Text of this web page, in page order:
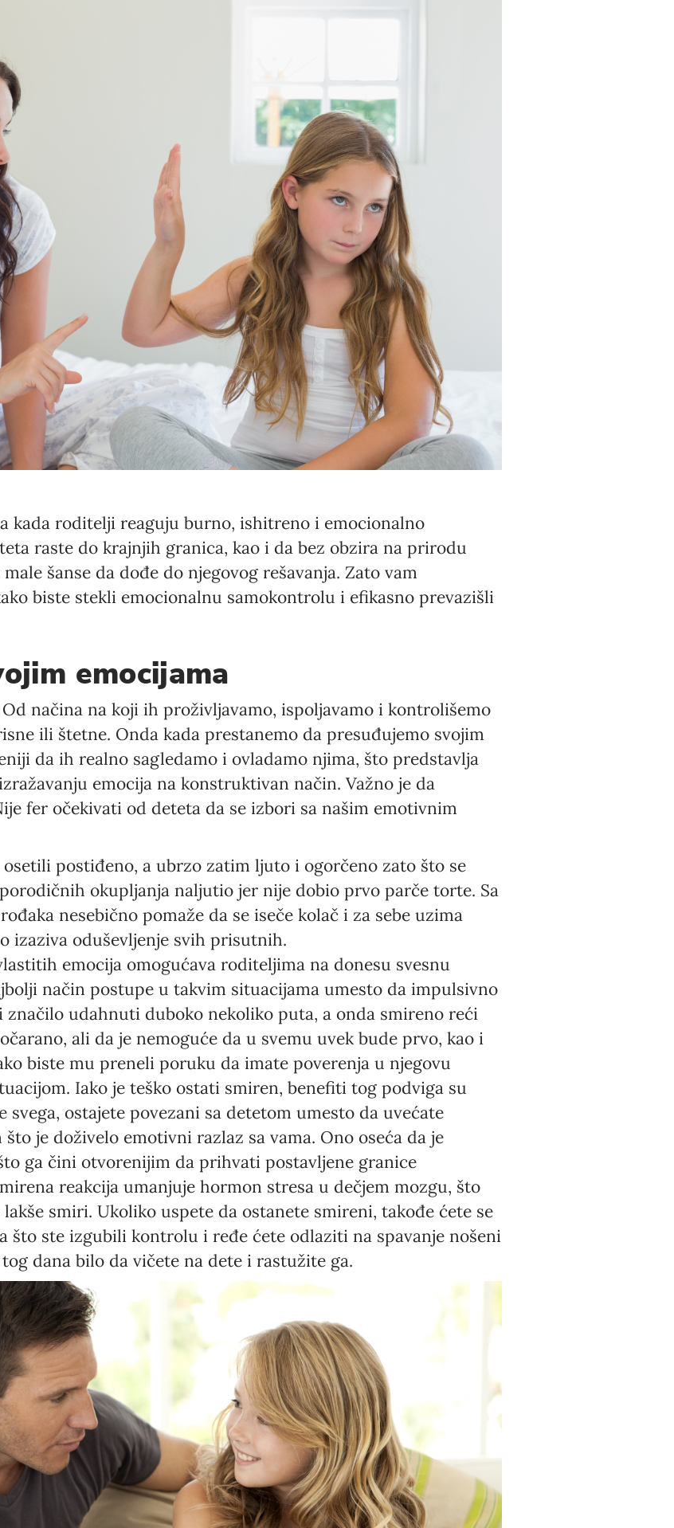
kada roditelji reaguju burno, ishitreno i emocionalno
raste do krajnjih granica, kao i da bez obzira na prirodu
šanse da dođe do njegovog rešavanja. Zato vam
biste stekli emocionalnu samokontrolu i efikasno prevazišli
emocijama
načina na koji ih proživljavamo, ispoljavamo i kontrolišemo
ili štetne. Onda kada prestanemo da presuđujemo svojim
da ih realno sagledamo i ovladamo njima, što predstavlja
emocija na konstruktivan način. Važno je da
fer očekivati od deteta da se izbori sa našim emotivnim
postiđeno, a ubrzo zatim ljuto i ogorčeno zato što se
okupljanja naljutio jer nije dobio prvo parče torte. Sa
nesebično pomaže da se iseče kolač i za sebe uzima
izaziva oduševljenje svih prisutnih.
emocija omogućava roditeljima na donesu svesnu
način postupe u takvim situacijama umesto da impulsivno
značilo udahnuti duboko nekoliko puta, a onda smireno reći
ali da je nemoguće da u svemu uvek bude prvo, kao i
biste mu preneli poruku da imate poverenja u njegovu
Iako je teško ostati smiren, benefiti tog podviga su
svega, ostajete povezani sa detetom umesto da uvećate
je doživelo emotivni razlaz sa vama. Ono oseća da je
ga čini otvorenijim da prihvati postavljene granice
reakcija umanjuje hormon stresa u dečjem mozgu, što
smiri. Ukoliko uspete da ostanete smireni, takođe ćete se
što ste izgubili kontrolu i ređe ćete odlaziti na spavanje nošeni
dana bilo da vičete na dete i rastužite ga.
preferences
address*
Enter your email address
name*
Enter your first name
MM / DD
Serbian
English
Online education
The Early Years Blog
SUBSCRIBE
I agree with Privacy Policy